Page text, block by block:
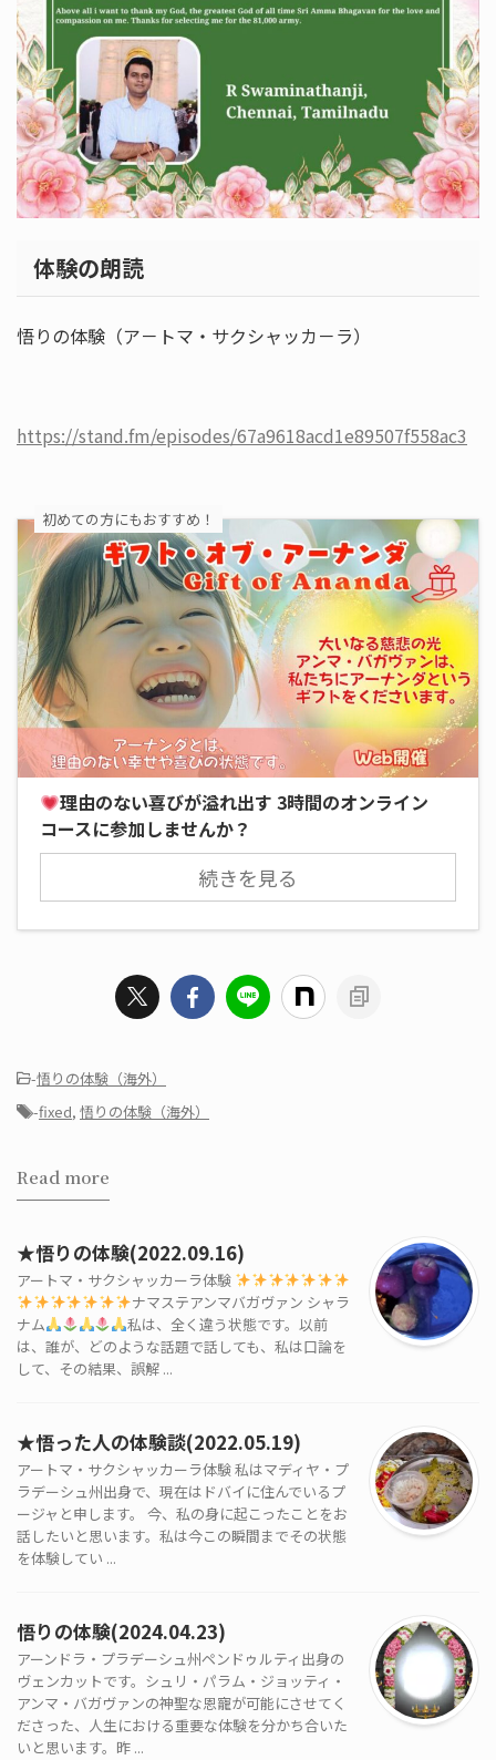
体験の朗読
悟りの体験（ア－トマ・サクシャッカ－ラ）
https://stand.fm/episodes/67a9618acd1e89507f558ac3
初めての方にもおすすめ！
理由のない喜びが溢れ出す 3時間のオンライン
コースに参加しませんか？
続きを見る
-悟りの体験（海外）
-fixed, 悟りの体験（海外）
Read more
★悟りの体験(2022.09.16)
アートマ・サクシャッカーラ体験
ナマステアンマバガヴァン シャラ
ナム
私は、全く違う状態です。以前
は、誰が、どのような話題で話しても、私は口論を
して、その結果、誤解 ...
★悟った人の体験談(2022.05.19)
アートマ・サクシャッカーラ体験 私はマディヤ・プ
ラデーシュ州出身で、現在はドバイに住んでいるプ
ージャと申します。 今、私の身に起こったことをお
話したいと思います。私は今この瞬間までその状態
を体験してい ...
悟りの体験(2024.04.23)
アーンドラ・プラデーシュ州ペンドゥルティ出身の
ヴェンカットです。シュリ・パラム・ジョッティ・
アンマ・バガヴァンの神聖な恩寵が可能にさせてく
ださった、人生における重要な体験を分かち合いた
いと思います。昨 ...